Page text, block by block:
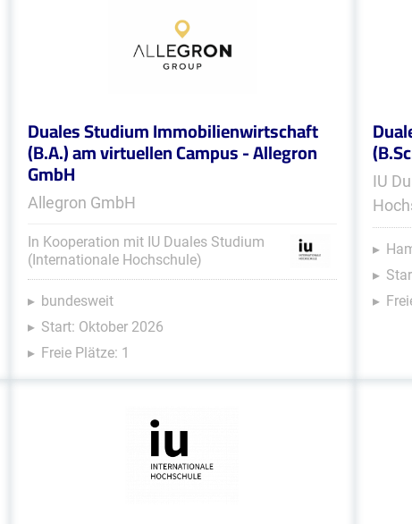
Duales Studium Immobilienwirtschaft
(B.A.) am virtuellen Campus - Allegron
GmbH
Allegron GmbH
In Kooperation mit IU Duales Studium
(Internationale Hochschule)
bundesweit
Start: Oktober 2026
Freie Plätze: 1
IU